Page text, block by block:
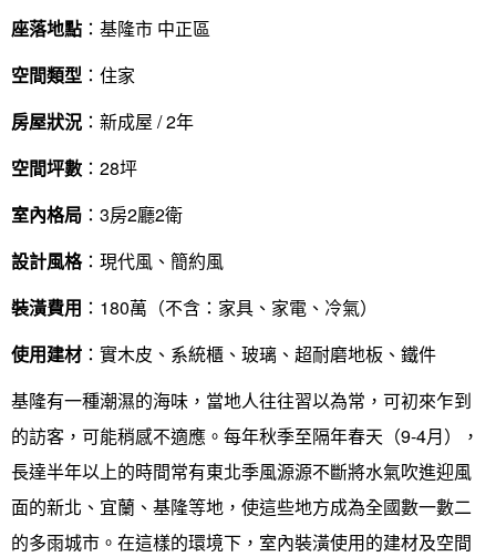
座落地點 ：基隆市 中正區
空間類型 ：住家
房屋狀況 ：新成屋 / 2年
空間坪數 ：28坪
室內格局 ：3房2廳2衛
設計風格：現代風、簡約風
裝潢費用 ：180萬（不含：家具、家電、冷氣）
使用建材 ：實木皮、系統櫃、玻璃、超耐磨地板、鐵件
基隆有一種潮濕的海味，當地人往往習以為常，可初來乍到
的訪客，可能稍感不適應。每年秋季至隔年春天（9-4月），
長達半年以上的時間常有東北季風源源不斷將水氣吹進迎風
面的新北、宜蘭、基隆等地，使這些地方成為全國數一數二
的多雨城市。在這樣的環境下，室內裝潢使用的建材及空間